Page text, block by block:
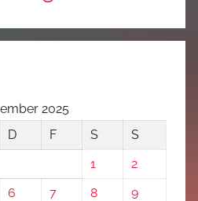
2025
D F S
S
1
2
6 7 8
9